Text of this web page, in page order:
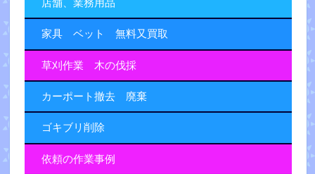
店舗、業務用品
家具 ベット 無料又買取
草刈作業 木の伐採
カーポート撤去 廃棄
ゴキブリ削除
依頼の作業事例